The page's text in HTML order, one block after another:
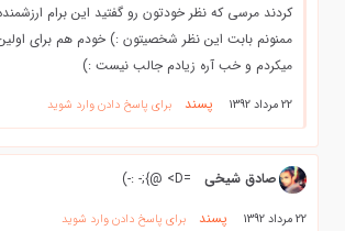
کردند مرسی که نظر خودتون رو گفتید این برام
ممنونم بابت این نظر شخصیتون :) خودم هم برای اولین
میکردم و خب آره زیادم جالب نیست :)
22 مرداد 1392 پسند برای پاسخ دادن وارد شوید
صادق شيخي =D> @};- :-)
22 مرداد 1392 پسند برای پاسخ دادن وارد شوید